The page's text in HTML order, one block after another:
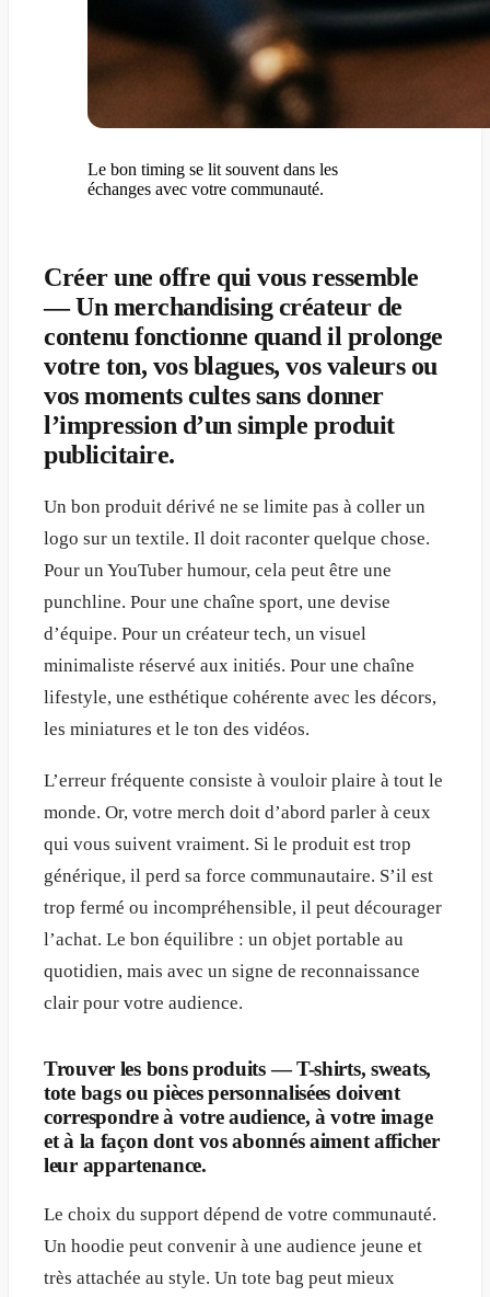
Le bon timing se lit souvent dans les
échanges avec votre communauté.
Créer une offre qui vous ressemble
— Un merchandising créateur de
contenu fonctionne quand il prolonge
votre ton, vos blagues, vos valeurs ou
vos moments cultes sans donner
l’impression d’un simple produit
publicitaire.
Un bon produit dérivé ne se limite pas à coller un
logo sur un textile. Il doit raconter quelque chose.
Pour un YouTuber humour, cela peut être une
punchline. Pour une chaîne sport, une devise
d’équipe. Pour un créateur tech, un visuel
minimaliste réservé aux initiés. Pour une chaîne
lifestyle, une esthétique cohérente avec les décors,
les miniatures et le ton des vidéos.
L’erreur fréquente consiste à vouloir plaire à tout le
monde. Or, votre merch doit d’abord parler à ceux
qui vous suivent vraiment. Si le produit est trop
générique, il perd sa force communautaire. S’il est
trop fermé ou incompréhensible, il peut décourager
l’achat. Le bon équilibre : un objet portable au
quotidien, mais avec un signe de reconnaissance
clair pour votre audience.
Trouver les bons produits — T-shirts, sweats,
tote bags ou pièces personnalisées doivent
correspondre à votre audience, à votre image
et à la façon dont vos abonnés aiment afficher
leur appartenance.
Le choix du support dépend de votre communauté.
Un hoodie peut convenir à une audience jeune et
très attachée au style. Un tote bag peut mieux